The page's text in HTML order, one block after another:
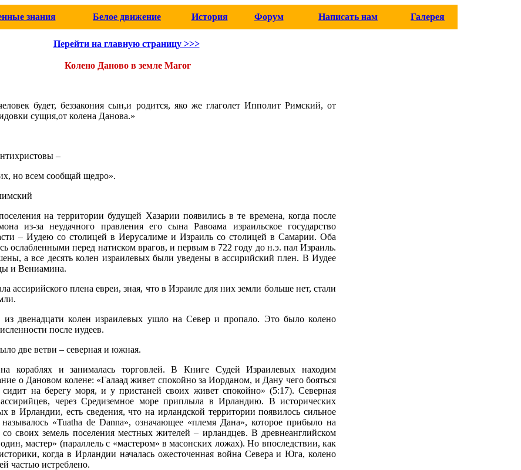
знания Белое движение История Форум Написать нам Галерея
Перейти на главную страницу >>>
Колено Даново в земле Магог
будет, беззакония сын,и родится, яко же глаголет Ипполит Римский, от
сущия,от колена Данова.»
–
но всем сообщай щедро».
на территории будущей Хазарии появились в те времена, когда после
из-за неудачного правления его сына Равоама израильское государство
– Иудею со столицей в Иерусалиме и Израиль со столицей в Самарии. Оба
ослабленными перед натиском врагов, и первым в 722 году до н.э. пал Израиль.
а все десять колен израилевых были уведены в ассирийский плен. В Иудее
и Вениамина.
ассирийского плена евреи, зная, что в Израиле для них земли больше нет, стали
из двенадцати колен израилевых ушло на Север и пропало. Это было колено
после иудеев.
две ветви – северная и южная.
кораблях и занималась торговлей. В Книге Судей Израилевых находим
о Дановом колене: «Галаад живет спокойно за Иорданом, и Дану чего бояться
на берегу моря, и у пристаней своих живет спокойно» (5:17). Северная
ассирийцев, через Средиземное море приплыла в Ирландию. В исторических
в Ирландии, есть сведения, что на ирландской территории появилось сильное
называлось «Tuatha de Danna», означающее «племя Дана», которое прибыло на
со своих земель поселения местных жителей – ирландцев. В древнеанглийском
мастер» (параллель с «мастером» в масонских ложах). Но впоследствии, как
когда в Ирландии началась ожесточенная война Севера и Юга, колено
частью истреблено.